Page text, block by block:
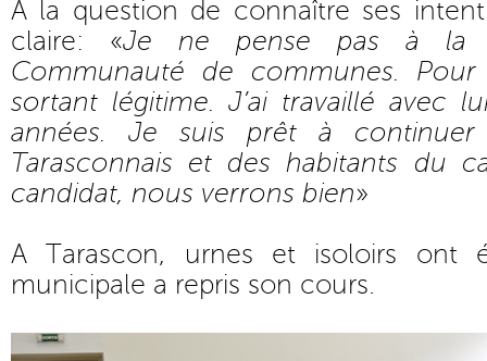
A la question de connaître ses
claire: «Je ne pense pas à la
Communauté de communes.
sortant légitime. J’ai travaillé avec
années. Je suis prêt à continuer
Tarasconnais et des habitants du
candidat, nous verrons bien»
A Tarascon, urnes et isoloirs ont
municipale a repris son cours.